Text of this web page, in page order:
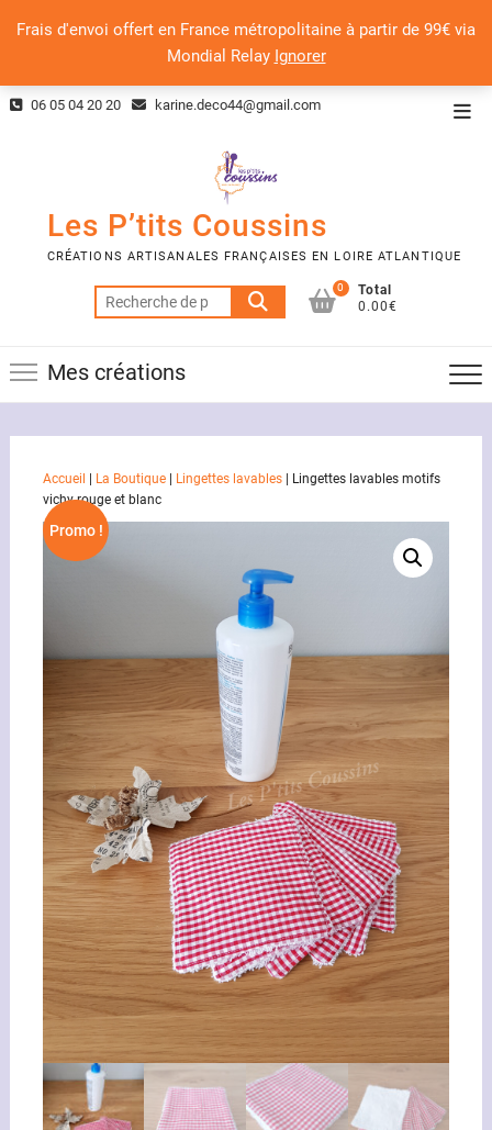
Frais d'envoi offert en France métropolitaine à partir de 99€ via
Mondial Relay Ignorer
Skip 06 05 04 20 20 karine.deco44@gmail.com
Les P’tits Coussins
CRÉATIONS ARTISANALES FRANÇAISES EN LOIRE ATLANTIQUE
Recherche
pour :
0
Total
0.00€
Mes créations
Accueil La Boutique| Lingettes lavables|
Lingettes lavables motifs
vichy rouge et blanc
Promo !